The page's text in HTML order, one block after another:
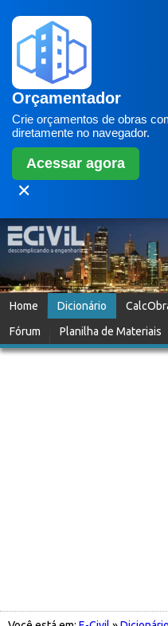
Orçamentador
Crie orçamentos de obras
diretamente no navegador.
Acessar agora
✕
Home Dicionário
Fórum
Planilha de Materiais